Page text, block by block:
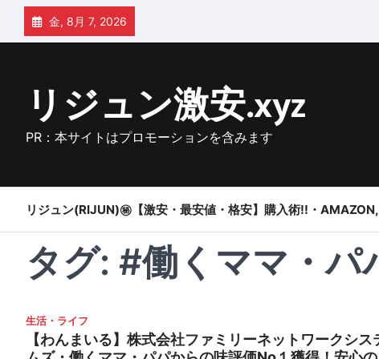
Skip
content
金, 8月 7, 2026
リジュン激安.xyz
PR：本サイトはプロモーションを含みます
リジュン(RIJUN)㊙【激安・最安値・格安】購入術!!・
タグ: #働くママ・パ
生活・ライフ
【わんまいる】株式会社ファミリーネットワークシス